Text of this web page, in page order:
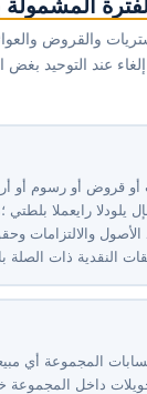
المشمولة
والقروض
عند التوحيد بغض
قروض أو رسوم أو
المعيار الدولي لإعداد
الأصول والالتزامات
النقدية ذات الصلة
المجموعة أي
داخل المجموعة